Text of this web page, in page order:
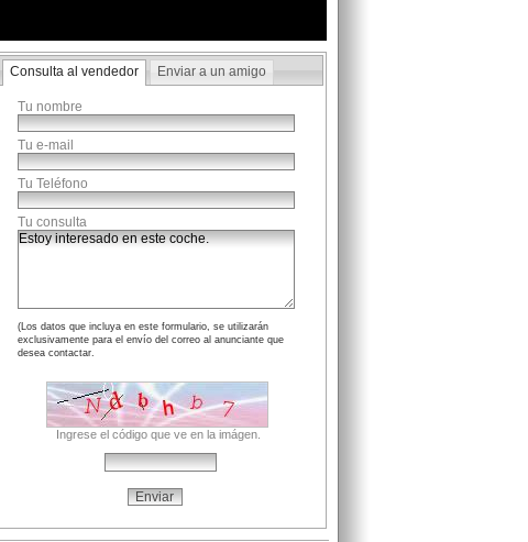
Consulta al vendedor Enviar a un amigo
Tu nombre
Tu e-mail
Tu Teléfono
Tu consulta
(Los datos que incluya en este formulario, se utilizarán
exclusivamente para el envío del correo al anunciante que
desea contactar.
Ingrese el código que ve en la imágen.